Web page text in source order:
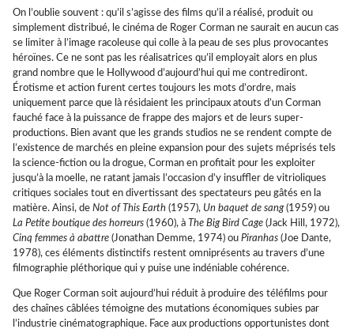
On l’oublie souvent : qu’il s’agisse des films qu’il a réalisé, produit ou
simplement distribué, le cinéma de Roger Corman ne saurait en aucun cas
se limiter à l’image racoleuse qui colle à la peau de ses plus provocantes
héroïnes. Ce ne sont pas les réalisatrices qu’il employait alors en plus
grand nombre que le Hollywood d’aujourd’hui qui me contrediront.
Érotisme et action furent certes toujours les mots d’ordre, mais
uniquement parce que là résidaient les principaux atouts d’un Corman
fauché face à la puissance de frappe des majors et de leurs super-
productions. Bien avant que les grands studios ne se rendent compte de
l’existence de marchés en pleine expansion pour des sujets méprisés tels
la science-fiction ou la drogue, Corman en profitait pour les exploiter
jusqu’à la moelle, ne ratant jamais l’occasion d’y insuffler de vitrioliques
critiques sociales tout en divertissant des spectateurs peu gâtés en la
matière. Ainsi, de Not of This Earth (1957), Un baquet de sang(1959) ou
La Petite boutique des horreurs (1960), à The Big Bird Cage (Jack Hill, 1972),
Cinq femmes à abattre (Jonathan Demme, 1974) ou Piranhas (Joe Dante,
1978), ces éléments distinctifs restent omniprésents au travers d’une
filmographie pléthorique qui y puise une indéniable cohérence.
Que Roger Corman soit aujourd’hui réduit à produire des téléfilms pour
des chaînes câblées témoigne des mutations économiques subies par
l’industrie cinématographique. Face aux productions opportunistes dont